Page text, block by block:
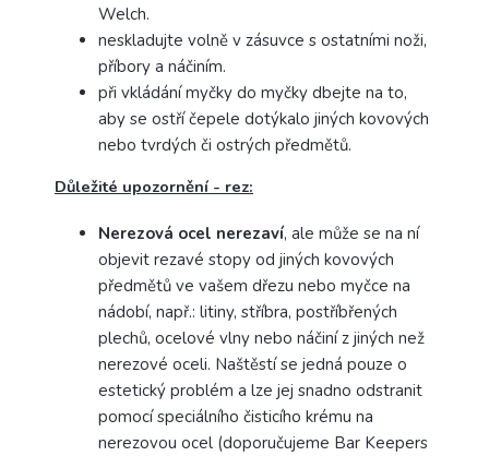
Welch.
neskladujte volně v zásuvce s ostatními noži,
příbory a náčiním.
při vkládání myčky do myčky dbejte na to,
aby se ostří čepele dotýkalo jiných kovových
nebo tvrdých či ostrých předmětů.
Důležité upozornění - rez:
Nerezová ocel nerezaví, ale může se na ní
objevit rezavé stopy od jiných kovových
předmětů ve vašem dřezu nebo myčce na
nádobí, např.: litiny, stříbra, postříbřených
plechů, ocelové vlny nebo náčiní z jiných než
nerezové oceli. Naštěstí se jedná pouze o
estetický problém a lze jej snadno odstranit
pomocí speciálního čisticího krému na
nerezovou ocel (doporučujeme Bar Keepers